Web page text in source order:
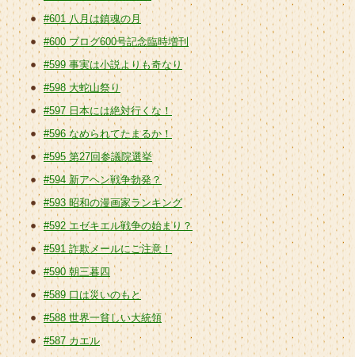
#601 八月は鎮魂の月
#600 ブログ600号記念臨時増刊
#599 事実は小説よりも奇なり
#598 大蛇山祭り
#597 日本には絶対行くな！
#596 なめられてたまるか！
#595 第27回参議院選挙
#594 新アヘン戦争勃発？
#593 昭和の漫画家ランキング
#592 エゼキエル戦争の始まり？
#591 詐欺メールにご注意！
#590 朝三暮四
#589 口は災いのもと
#588 世界一貧しい大統領
#587 カエル